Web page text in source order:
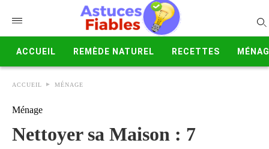
ACCUEIL REMÈDE NATUREL RECETTES
ACCUEIL MÉNAGE
Ménage
Nettoyer sa Maison : 7